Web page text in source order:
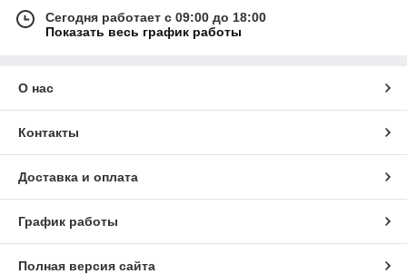
Сегодня работает с 09:00 до 18:00
Показать весь график работы
О нас
Контакты
Доставка и оплата
График работы
Полная версия сайта